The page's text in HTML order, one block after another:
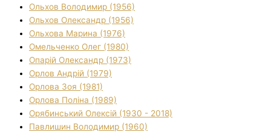
Ольхов Володимир (1956)
Ольхов Олександр (1956)
Ольхова Марина (1976)
Омельченко Олег (1980)
Опарій Олександр (1973)
Орлов Андрій (1979)
Орлова Зоя (1981)
Орлова Поліна (1989)
Орябинський Олексій (1930 - 2018)
Павлишин Володимир (1960)